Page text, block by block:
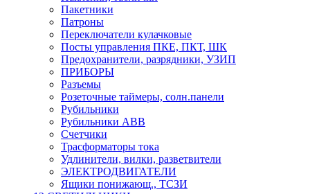
Пакетники
Патроны
Переключатели кулачковые
Посты управления ПКЕ, ПКТ, ШК
Предохранители, разрядники, УЗИП
ПРИБОРЫ
Разъемы
Розеточные таймеры, солн.панели
Рубильники
Рубильники ABB
Счетчики
Трасформаторы тока
Удлинители, вилки, разветвители
ЭЛЕКТРОДВИГАТЕЛИ
Ящики понижающ., ТСЗИ